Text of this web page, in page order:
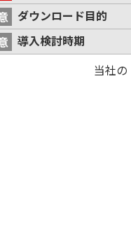
ダウンロード目的
導入検討時期
当社の